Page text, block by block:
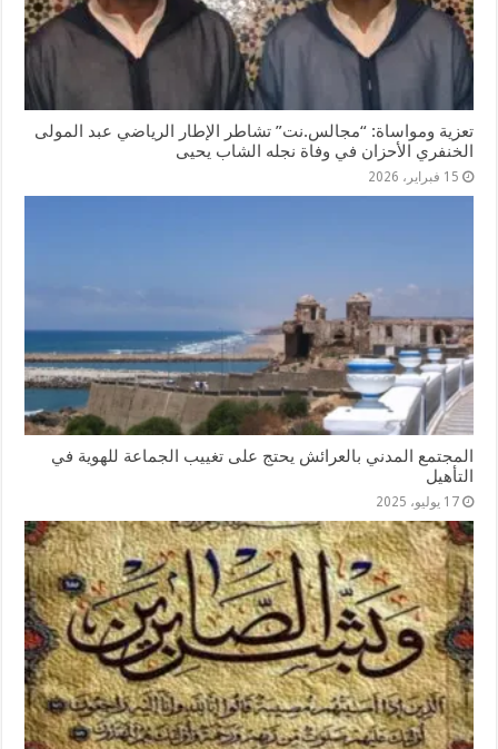
تعزية ومواساة: “مجالس.نت” تشاطر الإطار الرياضي عبد المولى
الخنفري الأحزان في وفاة نجله الشاب يحيى
15 فبراير، 2026
المجتمع المدني بالعرائش يحتج على تغييب الجماعة للهوية في
التأهيل
17 يوليو، 2025